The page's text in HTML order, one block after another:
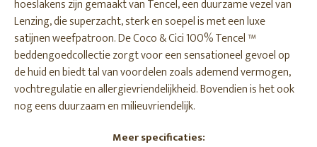
hoeslakens zijn gemaakt van Tencel, een duurzame vezel van
Lenzing, die superzacht, sterk en soepel is met een luxe
satijnen weefpatroon. De Coco & Cici 100% Tencel ™
beddengoedcollectie zorgt voor een sensationeel gevoel op
de huid en biedt tal van voordelen zoals ademend vermogen,
vochtregulatie en allergievriendelijkheid. Bovendien is het ook
nog eens duurzaam en milieuvriendelijk.
Meer specificaties: